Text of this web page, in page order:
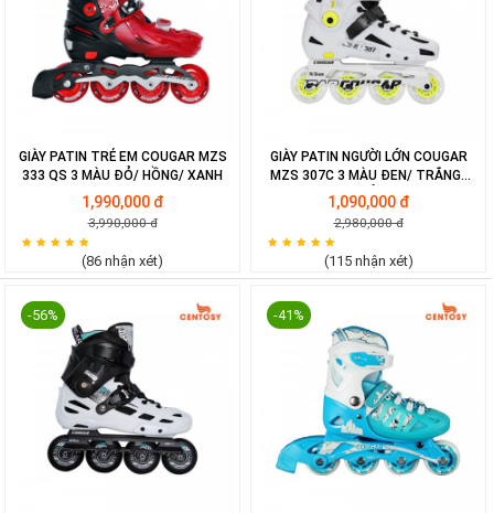
GIÀY PATIN TRẺ EM COUGAR MZS
333 QS 3 MÀU ĐỎ/ HỒNG/ XANH
1,990,000 đ
3,990,000 đ
(86 nhận xét)
GIÀY PATIN NGƯỜI LỚN COUGAR
MZS 307C 3 MÀU ĐEN/ TRẮNG/
ĐỎ
1,090,000 đ
2,980,000 đ
(115 nhận xét)
-56% -41%